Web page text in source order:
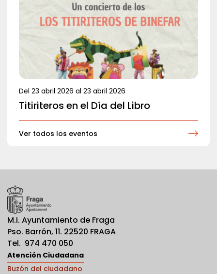
Del 23 abril 2026 al 23 abril 2026
Titiriteros en el Día del Libro
Ver todos los eventos
M.I. Ayuntamiento de Fraga
Pso. Barrón, 11. 22520 FRAGA
Tel. 974 470 050
Atención Ciudadana
Buzón del ciudadano